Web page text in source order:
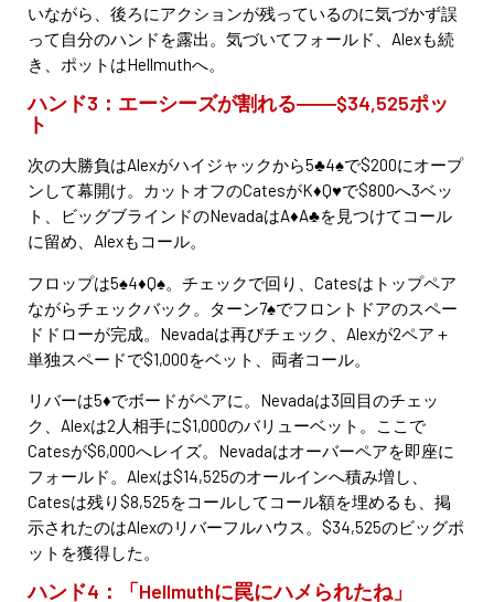
いながら、後ろにアクションが残っているのに気づかず誤
って自分のハンドを露出。気づいてフォールド、Alexも続
き、ポットはHellmuthへ。
ハンド3：エーシーズが割れる――$34,525ポッ
ト
次の大勝負はAlexがハイジャックから5♣4♠で$200にオープ
ンして幕開け。カットオフのCatesがK♦Q♥で$800へ3ベッ
ト、ビッグブラインドのNevadaはA♦A♣を見つけてコール
に留め、Alexもコール。
フロップは5♠4♦Q♠。チェックで回り、Catesはトップペア
ながらチェックバック。ターン7♠でフロントドアのスペー
ドドローが完成。Nevadaは再びチェック、Alexが2ペア＋
単独スペードで$1,000をベット、両者コール。
リバーは5♦でボードがペアに。Nevadaは3回目のチェッ
ク、Alexは2人相手に$1,000のバリューベット。ここで
Catesが$6,000へレイズ。Nevadaはオーバーペアを即座に
フォールド。Alexは$14,525のオールインへ積み増し、
Catesは残り$8,525をコールしてコール額を埋めるも、掲
示されたのはAlexのリバーフルハウス。$34,525のビッグポ
ットを獲得した。
ハンド4：「Hellmuthに罠にハメられたね」